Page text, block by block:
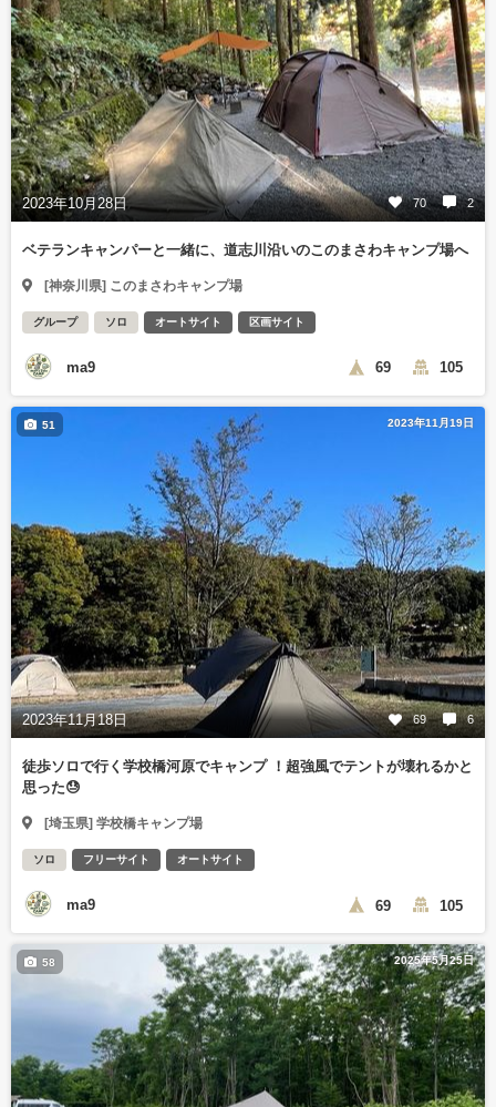
2023年10月28日 70 2
ベテランキャンパーと一緒に、道志川沿いのこのまさわキャンプ場へ
[神奈川県] このまさわキャンプ場
グループ ソロ オートサイト 区画サイト
ma9 69 105
2023年11月19日
2023年11月18日 69 6
51
徒歩ソロで行く学校橋河原でキャンプ ！超強風でテントが壊れるかと
思った😓
[埼玉県] 学校橋キャンプ場
ソロ フリーサイト オートサイト
ma9 69 105
2025年5月25日
58